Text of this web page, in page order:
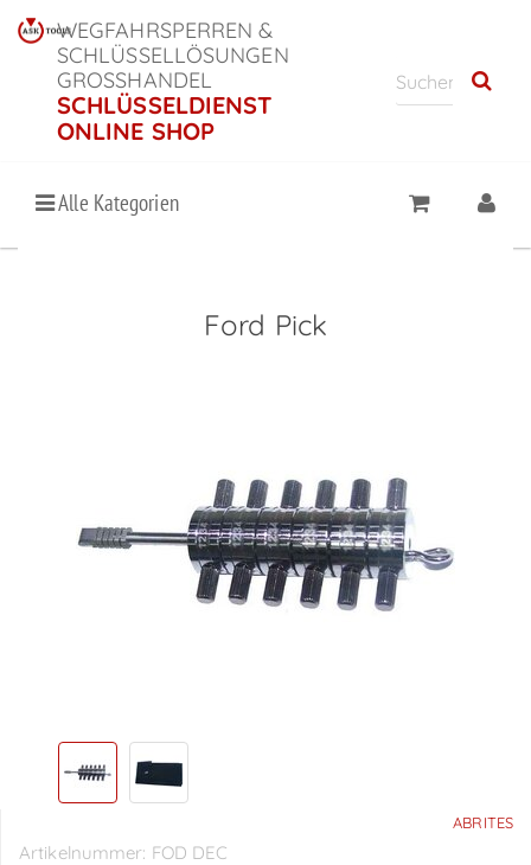
WEGFAHRSPERREN &
SCHLÜSSELLÖSUNGEN
GROSSHANDEL
SCHLÜSSELDIENST
ONLINE SHOP
Alle Kategorien
Ford Pick
ABRITES
Artikelnummer: FOD DEC